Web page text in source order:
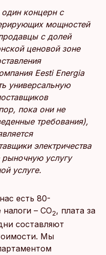
концерн с
мощностей
с долей
ценовой зоне
Eesti Energia
универсальную
пока они не
требования),
электричества
рыночную услугу
услуге.
есть 80-
– CO2, плата за
составляют
Мы